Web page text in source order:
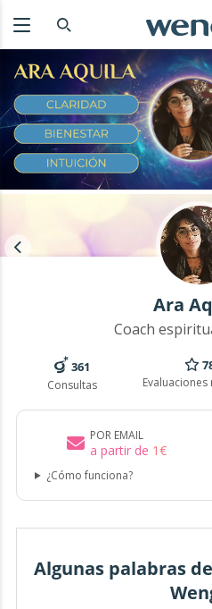
Ara
Coach
361
Consultas
POR EMAIL
a partir de 1€
¿Cómo funciona?
Algunas palabras